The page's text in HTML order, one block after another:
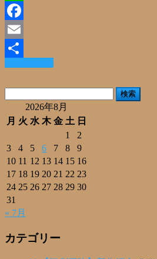
Line
Facebook
Email
共
有
2026年8月
月 火 水 木 金 土 日
1
2
3
4 5 6 7 8
9
10 11 12 13 14 15 16
17 18 19 20 21 22 23
24 25 26 27 28 29 30
31
« 7月
カテゴリー